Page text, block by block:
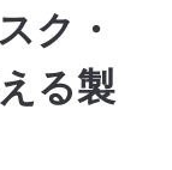
ク・
る製